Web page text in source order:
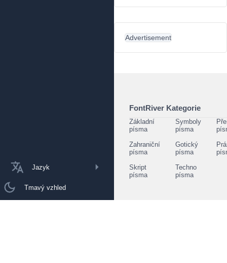
Jazyk
Tmavý vzhled
Advertisement
FontRiver Kategorie
Základní
písma
Symboly
písma
Zahraniční
písma
Gotický
písma
Skript
písma
Techno
písma